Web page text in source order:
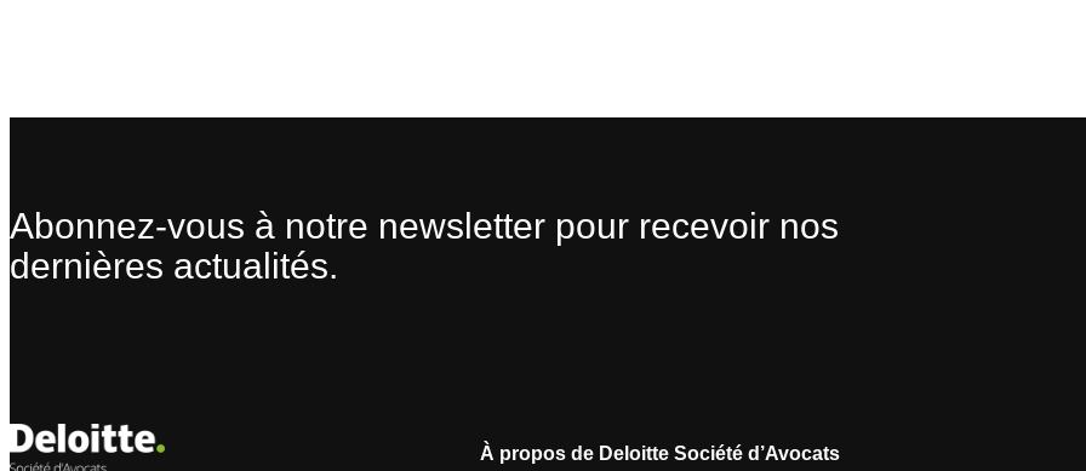
Abonnez-vous à notre newsletter pour recevoir nos
dernières actualités.
À propos de Deloitte Société d’Avocats